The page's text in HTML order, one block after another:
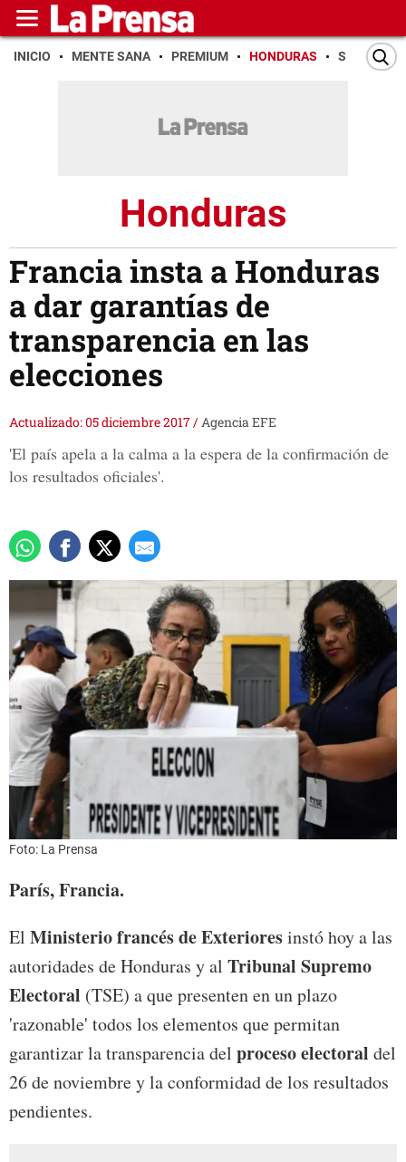
INICIO MENTE SANA PREMIUM HONDURAS SAN PEDRO
Honduras
Francia insta a Honduras
a dar garantías de
transparencia en las
elecciones
Actualizado: 05 diciembre 2017/Agencia EFE
'El país apela a la calma a la espera de la confirmación de
los resultados oficiales'.
Foto: La Prensa
París, Francia.
El Ministerio francés de Exterioresinstó hoy a las
autoridades de Honduras y al Tribunal Supremo
Electoral (TSE) a que presenten en un plazo
'razonable' todos los elementos que permitan
garantizar la transparencia del proceso electoral del
26 de noviembre y la conformidad de los resultados
pendientes.